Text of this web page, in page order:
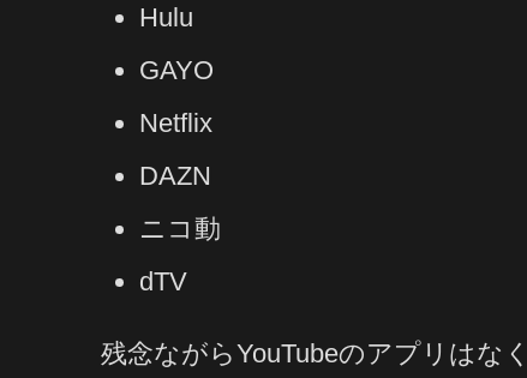
Hulu
GAYO
Netflix
DAZN
ニコ動
dTV
残念ながらYouTubeのアプリはな